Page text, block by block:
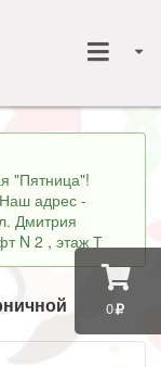
0
"Пятница"!
адрес -
Дмитрия
N 2 , этаж Т